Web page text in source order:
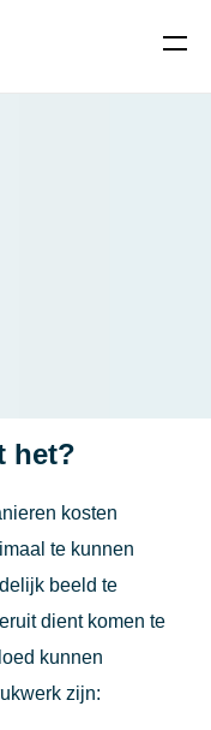
het?
kosten
te kunnen
beeld te
dient komen te
kunnen
zijn: